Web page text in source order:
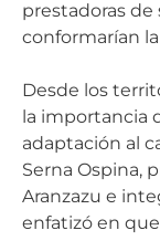
prestadoras
conformarían la
Desde los
la importancia
adaptación al
Serna Ospina,
Aranzazu e
enfatizó en que